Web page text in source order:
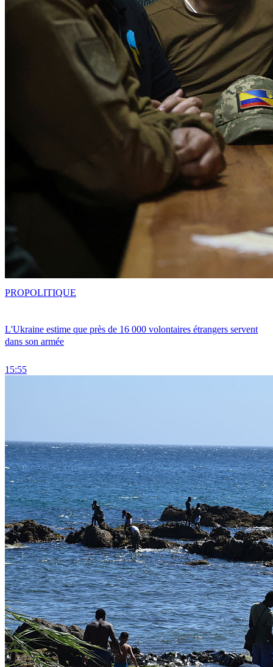
L'Ukraine estime que près de 16 000 volontaires étrangers servent
dans son armée
15:55
PROPOLITIQUE